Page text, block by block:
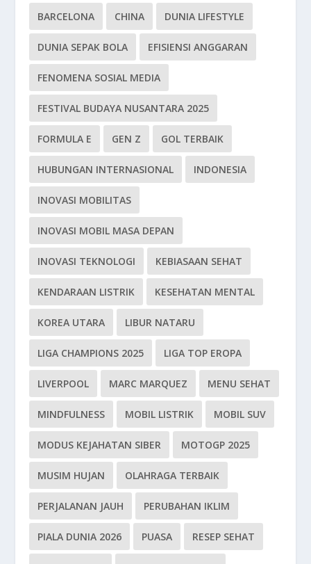
BARCELONA CHINA DUNIA LIFESTYLE
DUNIA SEPAK BOLA EFISIENSI ANGGARAN
FENOMENA SOSIAL MEDIA
FESTIVAL BUDAYA NUSANTARA 2025
FORMULA E GEN Z GOL TERBAIK
HUBUNGAN INTERNASIONAL INDONESIA
INOVASI MOBILITAS
INOVASI MOBIL MASA DEPAN
INOVASI TEKNOLOGI KEBIASAAN SEHAT
KENDARAAN LISTRIK KESEHATAN MENTAL
KOREA UTARA LIBUR NATARU
LIGA CHAMPIONS 2025 LIGA TOP EROPA
LIVERPOOL MARC MARQUEZ MENU SEHAT
MINDFULNESS MOBIL LISTRIK MOBIL SUV
MODUS KEJAHATAN SIBER MOTOGP 2025
MUSIM HUJAN OLAHRAGA TERBAIK
PERJALANAN JAUH PERUBAHAN IKLIM
PIALA DUNIA 2026 PUASA RESEP SEHAT